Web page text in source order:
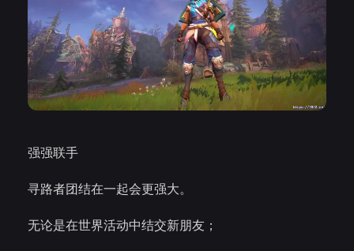
强强联手
寻路者团结在一起会更强大。
无论是在世界活动中结交新朋友；